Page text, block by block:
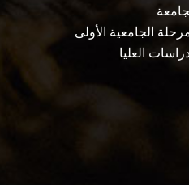
الجامعية الأولى
العليا